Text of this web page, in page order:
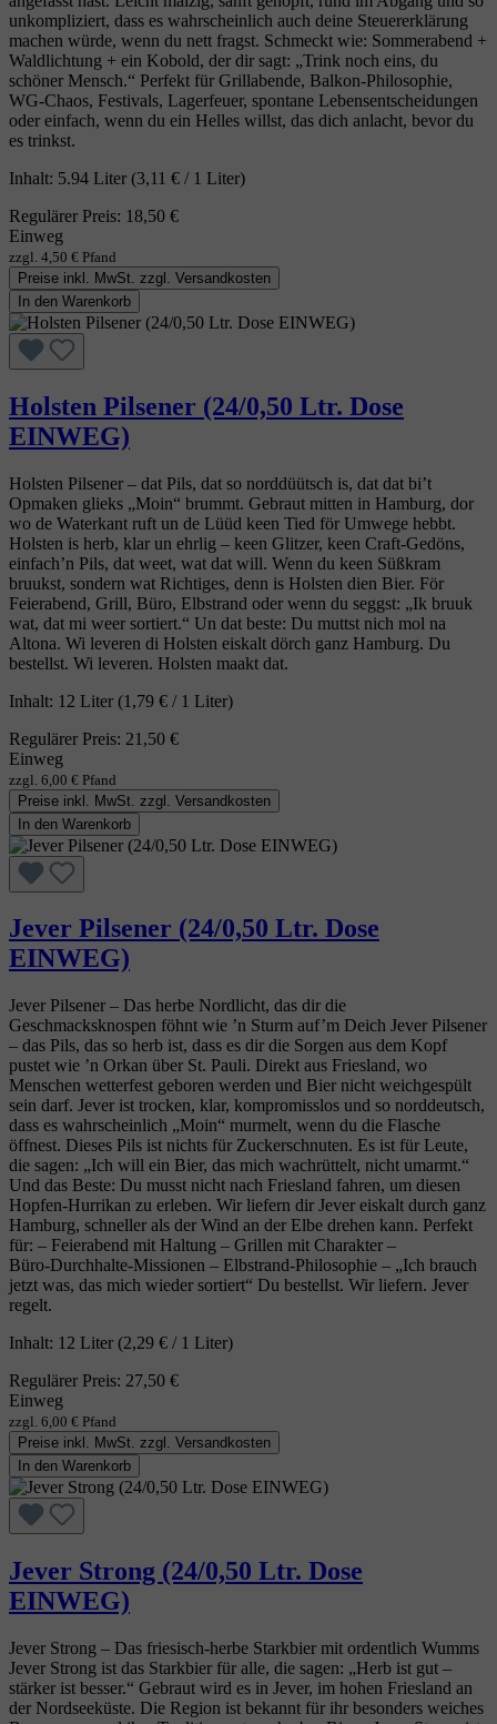
unkompliziert, dass es wahrscheinlich auch deine Steuererklärung
machen würde, wenn du nett fragst. Schmeckt wie: Sommerabend +
Waldlichtung + ein Kobold, der dir sagt: „Trink noch eins, du
schöner Mensch.“ Perfekt für Grillabende, Balkon‑Philosophie,
WG‑Chaos, Festivals, Lagerfeuer, spontane Lebensentscheidungen
oder einfach, wenn du ein Helles willst, das dich anlacht, bevor du
es trinkst.
Inhalt: 5.94 Liter (3,11 € / 1 Liter)
Regulärer Preis: 18,50 €
Einweg
zzgl. 4,50 € Pfand
Preise inkl. MwSt. zzgl. Versandkosten
In den Warenkorb
Holsten Pilsener (24/0,50 Ltr. Dose
EINWEG)
Holsten Pilsener – dat Pils, dat so norddüütsch is, dat dat bi’t
Opmaken glieks „Moin“ brummt. Gebraut mitten in Hamburg, dor
wo de Waterkant ruft un de Lüüd keen Tied för Umwege hebbt.
Holsten is herb, klar un ehrlig – keen Glitzer, keen Craft‑Gedöns,
einfach’n Pils, dat weet, wat dat will. Wenn du keen Süßkram
bruukst, sondern wat Richtiges, denn is Holsten dien Bier. För
Feierabend, Grill, Büro, Elbstrand oder wenn du seggst: „Ik bruuk
wat, dat mi weer sortiert.“ Un dat beste: Du muttst nich mol na
Altona. Wi leveren di Holsten eiskalt dörch ganz Hamburg. Du
bestellst. Wi leveren. Holsten maakt dat.
Inhalt: 12 Liter (1,79 € / 1 Liter)
Regulärer Preis: 21,50 €
Einweg
zzgl. 6,00 € Pfand
Preise inkl. MwSt. zzgl. Versandkosten
In den Warenkorb
Jever Pilsener (24/0,50 Ltr. Dose
EINWEG)
Jever Pilsener – Das herbe Nordlicht, das dir die
Geschmacksknospen föhnt wie ’n Sturm auf’m Deich Jever Pilsener
– das Pils, das so herb ist, dass es dir die Sorgen aus dem Kopf
pustet wie ’n Orkan über St. Pauli. Direkt aus Friesland, wo
Menschen wetterfest geboren werden und Bier nicht weichgespült
sein darf. Jever ist trocken, klar, kompromisslos und so norddeutsch,
dass es wahrscheinlich „Moin“ murmelt, wenn du die Flasche
öffnest. Dieses Pils ist nichts für Zuckerschnuten. Es ist für Leute,
die sagen: „Ich will ein Bier, das mich wachrüttelt, nicht umarmt.“
Und das Beste: Du musst nicht nach Friesland fahren, um diesen
Hopfen‑Hurrikan zu erleben. Wir liefern dir Jever eiskalt durch ganz
Hamburg, schneller als der Wind an der Elbe drehen kann. Perfekt
für: – Feierabend mit Haltung – Grillen mit Charakter –
Büro‑Durchhalte‑Missionen – Elbstrand‑Philosophie – „Ich brauch
jetzt was, das mich wieder sortiert“ Du bestellst. Wir liefern. Jever
regelt.
Inhalt: 12 Liter (2,29 € / 1 Liter)
Regulärer Preis: 27,50 €
Einweg
zzgl. 6,00 € Pfand
Preise inkl. MwSt. zzgl. Versandkosten
In den Warenkorb
Jever Strong (24/0,50 Ltr. Dose
EINWEG)
Jever Strong – Das friesisch‑herbe Starkbier mit ordentlich Wumms
Jever Strong ist das Starkbier für alle, die sagen: „Herb ist gut –
stärker ist besser.“ Gebraut wird es in Jever, im hohen Friesland an
der Nordseeküste. Die Region ist bekannt für ihr besonders weiches